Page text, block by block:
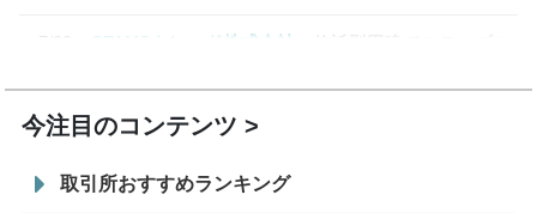
7/29
SBI VCトレード株式会社
信託型円建てステーブル
今注目のコンテンツ
取引所おすすめランキング